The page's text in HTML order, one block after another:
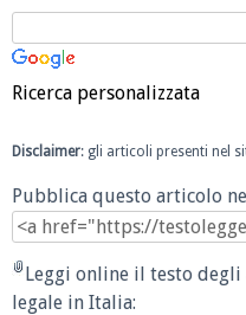
Ricerca personalizzata
Disclaimer: gli articoli presenti nel
Pubblica questo articolo
Leggi online il testo
legale in Italia: